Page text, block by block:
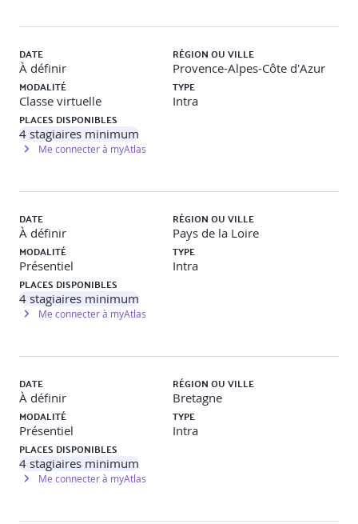
DATE
À définir
RÉGION OU VILLE
Provence-Alpes-Côte d'Azur
MODALITÉ
Classe virtuelle
TYPE
Intra
PLACES DISPONIBLES
4 stagiaires minimum
Me connecter à myAtlas
DATE
À définir
RÉGION OU VILLE
Pays de la Loire
MODALITÉ
Présentiel
TYPE
Intra
PLACES DISPONIBLES
4 stagiaires minimum
Me connecter à myAtlas
DATE
À définir
RÉGION OU VILLE
Bretagne
MODALITÉ
Présentiel
TYPE
Intra
PLACES DISPONIBLES
4 stagiaires minimum
Me connecter à myAtlas